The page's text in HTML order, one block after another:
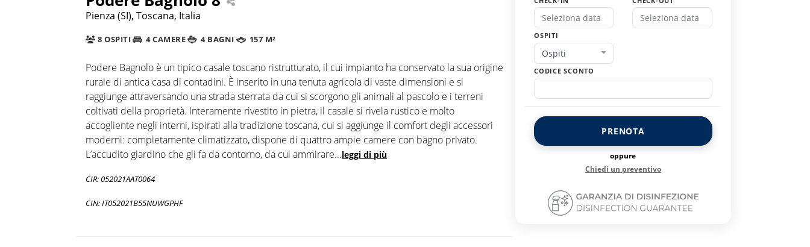
Pienza (SI), Toscana, Italia
8 OSPITI 4 CAMERE 4 BAGNI 157 M²
Podere Bagnolo è un tipico casale toscano ristrutturato, il cui impianto ha conservato la sua origine
rurale di antica casa di contadini. È inserito in una tenuta agricola di vaste dimensioni e si
raggiunge attraversando una strada sterrata da cui si scorgono gli animali al pascolo e i terreni
coltivati della proprietà. Interamente rivestito in pietra, il casale si rivela rustico e molto
accogliente negli interni, ispirati alla tradizione toscana, cui si aggiunge il comfort degli accessori
moderni: completamente climatizzato, dispone di quattro ampie camere con bagno privato.
L’accudito giardino che gli fa da contorno, da cui ammirare...leggi di più
CIR: 052021AAT0064
CIN: IT052021B55NUWGPHF
OSPITI
Ospiti
CODICE SCONTO
PRENOTA
oppure
Chiedi un preventivo